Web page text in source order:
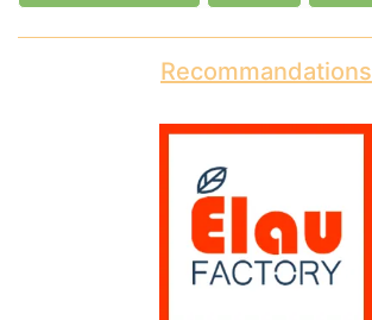
Recommandations